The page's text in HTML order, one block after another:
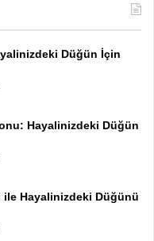
Düğün İçin
Hayalinizdeki Düğün
ile Hayalinizdeki Düğünü